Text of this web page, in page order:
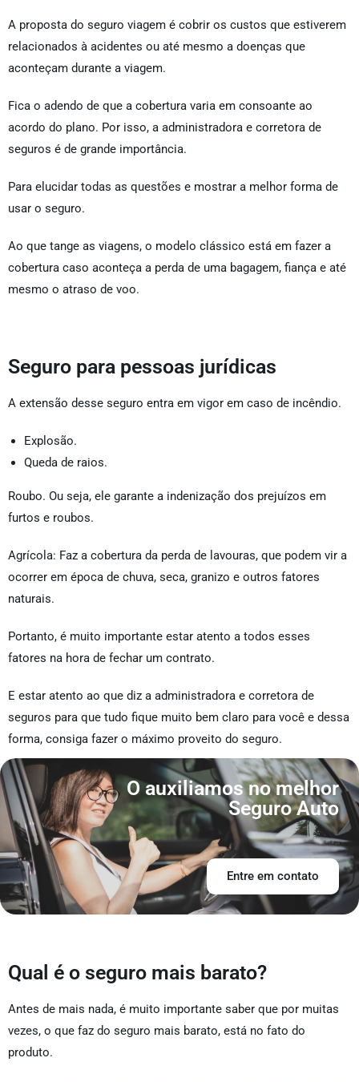
A proposta do seguro viagem é cobrir os custos que estiverem
relacionados à acidentes ou até mesmo a doenças que
aconteçam durante a viagem.
Fica o adendo de que a cobertura varia em consoante ao
acordo do plano. Por isso, a administradora e corretora de
seguros é de grande importância.
Para elucidar todas as questões e mostrar a melhor forma de
usar o seguro.
Ao que tange as viagens, o modelo clássico está em fazer a
cobertura caso aconteça a perda de uma bagagem, fiança e até
mesmo o atraso de voo.
Seguro para pessoas jurídicas
A extensão desse seguro entra em vigor em caso de incêndio.
Explosão.
Queda de raios.
Roubo. Ou seja, ele garante a indenização dos prejuízos em
furtos e roubos.
Agrícola: Faz a cobertura da perda de lavouras, que podem vir a
ocorrer em época de chuva, seca, granizo e outros fatores
naturais.
Portanto, é muito importante estar atento a todos esses
fatores na hora de fechar um contrato.
E estar atento ao que diz a administradora e corretora de
seguros para que tudo fique muito bem claro para você e dessa
forma, consiga fazer o máximo proveito do seguro.
O auxiliamos no melhor
Seguro Auto
Entre em contato
Qual é o seguro mais barato?
Antes de mais nada, é muito importante saber que por muitas
vezes, o que faz do seguro mais barato, está no fato do
produto.